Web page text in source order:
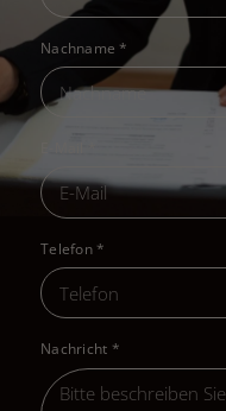
Nachname*
Telefon *
Nachricht *